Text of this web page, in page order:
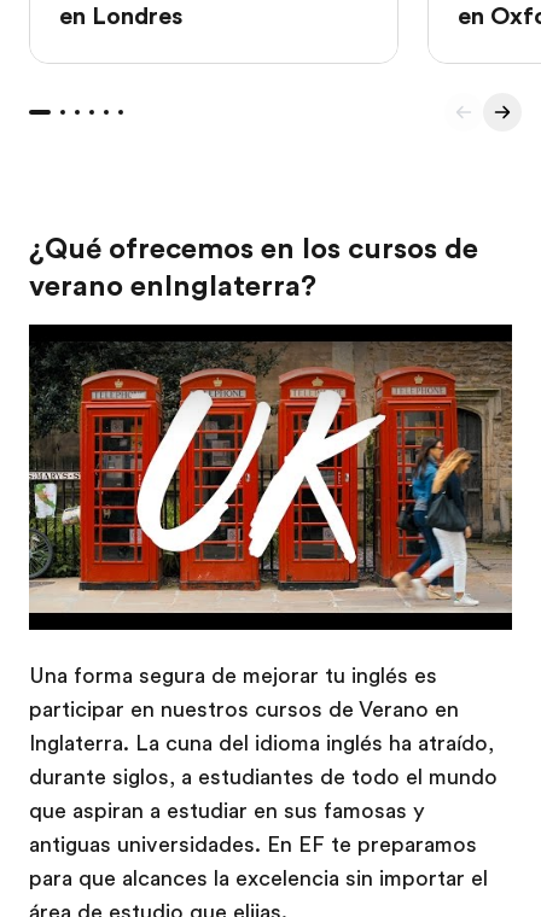
en Londres
en
¿Qué ofrecemos en los cursos de
verano enInglaterra?
Play
Una forma segura de mejorar tu inglés es
participar en nuestros cursos de Verano en
Inglaterra. La cuna del idioma inglés ha atraído,
durante siglos, a estudiantes de todo el mundo
que aspiran a estudiar en sus famosas y
antiguas universidades. En EF te preparamos
para que alcances la excelencia sin importar el
área de estudio que elijas.